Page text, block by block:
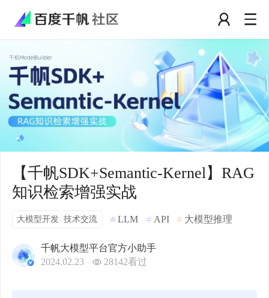
【千帆SDK+Semantic-Kernel】RAG
知识检索增强实战
大模型开发 /技术交流 LLM API 大模型推理
千帆大模型平台官方小助手
2024.02.23
28142看过